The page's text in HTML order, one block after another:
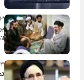
۱۳
۱۴